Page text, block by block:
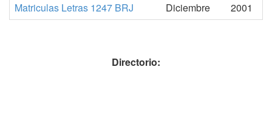
Matriculas Letras 1247 BRJ
Diciembre 2001
Directorio: